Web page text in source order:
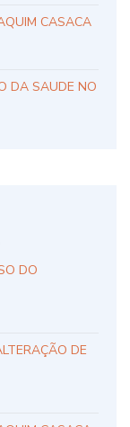
CASACA
DA SAUDE NO
DO
DE